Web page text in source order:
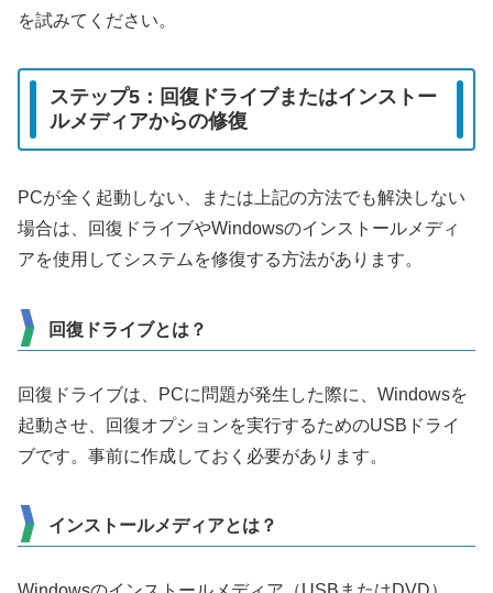
を試みてください。
ステップ5：回復ドライブまたはインストー
ルメディアからの修復
PCが全く起動しない、または上記の方法でも解決しない
場合は、回復ドライブやWindowsのインストールメディ
アを使用してシステムを修復する方法があります。
回復ドライブとは？
回復ドライブは、PCに問題が発生した際に、Windowsを
起動させ、回復オプションを実行するためのUSBドライ
ブです。事前に作成しておく必要があります。
インストールメディアとは？